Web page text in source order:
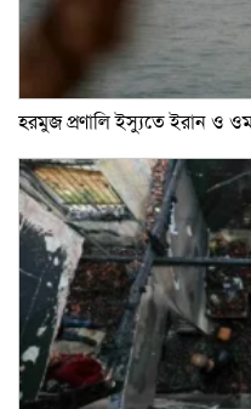
হরমুজ প্রণালি ইস্যুতে ইরান ও